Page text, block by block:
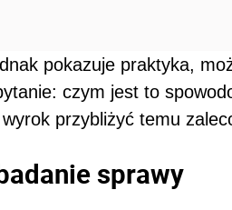
pokazuje praktyka,
czym jest to
przybliżyć temu
sprawy